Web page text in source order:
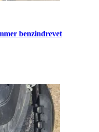
benzindrevet